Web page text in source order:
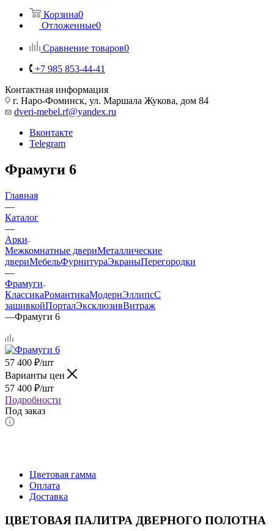
Корзина0
Отложенные0
Сравнение товаров0
+7 985 853-44-41
Контактная информация
г. Наро-Фоминск, ул. Маршала Жукова, дом 84
dveri-mebel.rf@yandex.ru
Вконтакте
Telegram
Фрамуги 6
Главная
—
Каталог
—
Арки
Межкомнатные двериМеталлические
двериМебельФурнитураЭкраныПерегородки
—
Фрамуги
КлассикаРомантикаМодернЭллипсС
зашивкойПорталЭксклюзивВитраж
—Фрамуги 6
57 400 ₽/шт
Варианты цен
57 400 ₽/шт
Подробности
Под заказ
Цветовая гамма
Оплата
Доставка
ЦВЕТОВАЯ ПАЛИТРА ДВЕРНОГО ПОЛОТНА